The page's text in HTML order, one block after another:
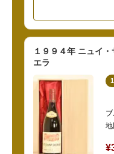
１９９４年 ニュイ
エラ